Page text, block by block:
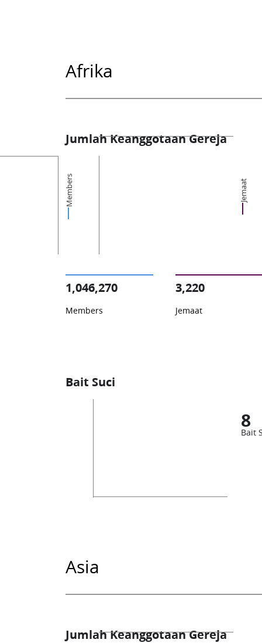
Afrika
Jumlah Keanggotaan Gereja
Members Jemaat
1,046,270
Members
3,220
Jemaat
Bait Suci
8
Bait
Asia
Jumlah Keanggotaan Gereja